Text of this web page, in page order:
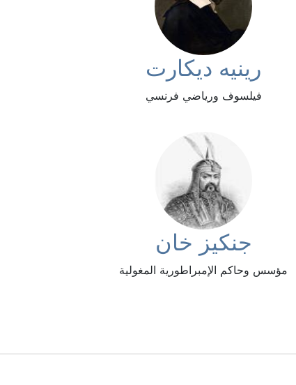
رينيه ديكارت
فيلسوف ورياضي فرنسي
جنكيز خان
مؤسس وحاكم الإمبراطورية المغولية